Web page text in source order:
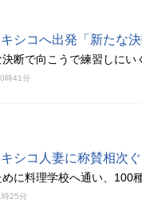
シコへ出発「新たな
決断で向こうで練習しにい
時41分
シコ人妻に称賛相次
に料理学校へ通い、100
25分